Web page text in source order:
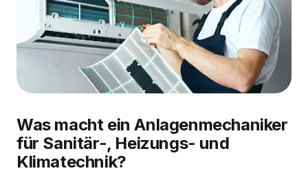
Was macht ein Anlagenmechaniker
für Sanitär-, Heizungs- und
Klimatechnik?